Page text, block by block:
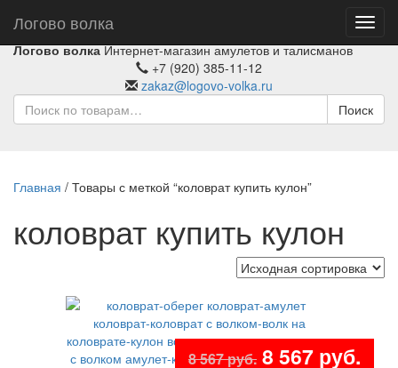
Логово волка
Логово волка Интернет-магазин амулетов и талисманов
+7 (920) 385-11-12
zakaz@logovo-volka.ru
Поиск
Главная / Товары с меткой “коловрат купить кулон”
коловрат купить кулон
Распродажа!
8 567руб. 8 567 руб.